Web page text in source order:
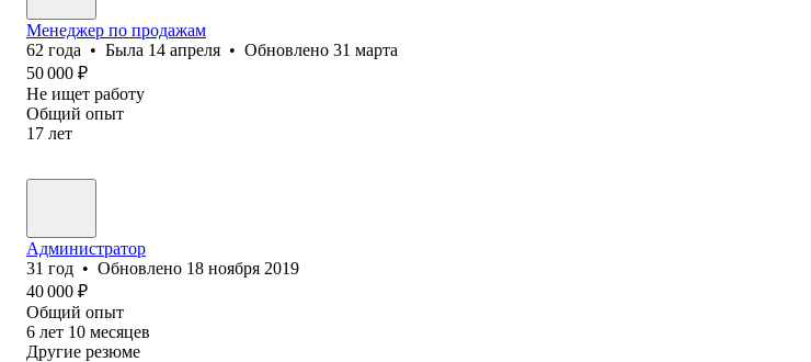
Менеджер по продажам
62 года • Была 14 апреля • Обновлено 31 марта
50 000 ₽
Не ищет работу
Общий опыт
17 лет
Администратор
31 год • Обновлено 18 ноября 2019
40 000 ₽
Общий опыт
6 лет 10 месяцев
Другие резюме